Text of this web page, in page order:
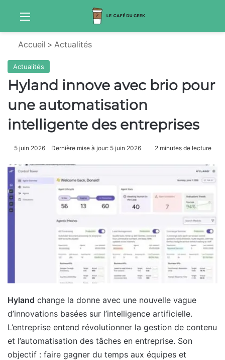
Menu
Accueil > Actualités
Actualités
Hyland innove avec brio pour
une automatisation
intelligente des entreprises
5 juin 2026 Dernière mise à jour: 5 juin 2026 2 minutes de lecture
Hyland change la donne avec une nouvelle vague
d’innovations basées sur l’intelligence artificielle.
L’entreprise entend révolutionner la gestion de contenu
et l’automatisation des tâches en entreprise. Son
objectif : faire gagner du temps aux équipes et